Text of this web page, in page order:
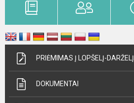
PRIĖMIMAS Į LOPŠELĮ-DARŽELĮ
DOKUMENTAI